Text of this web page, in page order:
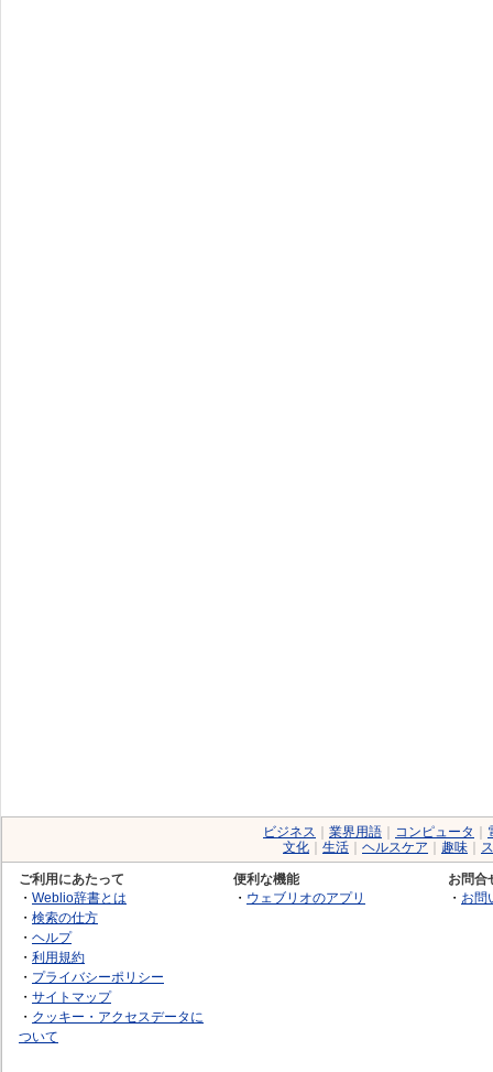
ビジネス 業界用語 コンピュータ
文化
生活 ヘルスケア 趣味
ご利用にあたって
・ Weblio辞書とは
・ 検索の仕方
・ ヘルプ
・ 利用規約
・ プライバシーポリシー
・ サイトマップ
・ クッキー・アクセスデータに
ついて
便利な機能
・ ウェブリオのアプリ
お問合
・ お問